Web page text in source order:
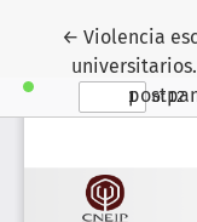
←Volver a
Violencia